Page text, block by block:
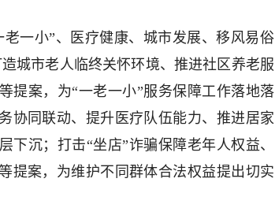
一小”、医疗健康、城市发展、移风易俗
城市老人临终关怀环境、推进社区养老服
提案，为“一老一小”服务保障工作落地落
协同联动、提升医疗队伍能力、推进居家
下沉；打击“坐店”诈骗保障老年人权益、
提案，为维护不同群体合法权益提出切实